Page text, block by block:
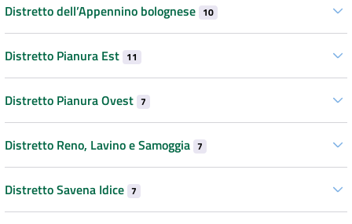
Distretto dell’Appennino bolognese 10
Distretto Pianura Est 11
Distretto Pianura Ovest 7
Distretto Reno, Lavino e Samoggia 7
Distretto Savena Idice 7